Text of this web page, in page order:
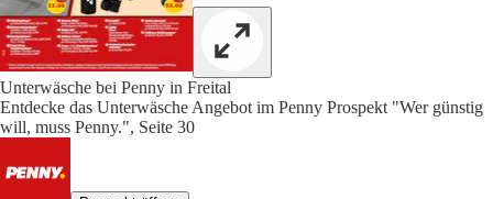
Unterwäsche bei Penny in Freital
Entdecke das Unterwäsche Angebot im Penny Prospekt "Wer günstig
will, muss Penny.", Seite 30